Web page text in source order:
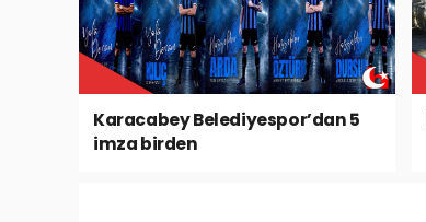
Karacabey Belediyespor’dan 5
imza birden